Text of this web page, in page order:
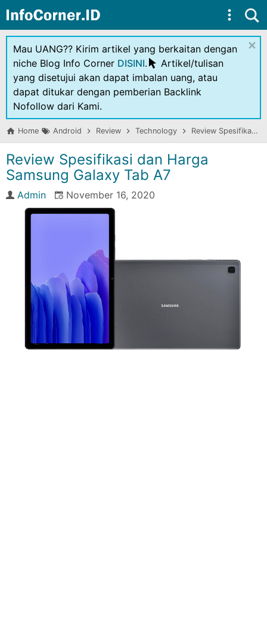
Skip to main content
Mau UANG?? Kirim artikel yang berkaitan dengan
niche Blog Info Corner DISINI.
Artikel/tulisan
yang disetujui akan dapat imbalan uang, atau
dapat ditukar dengan pemberian Backlink
Nofollow dari Kami.
×
Home Android Review Technology Review Spesifikasi dan Harga Samsung Galaxy Tab A7
Review Spesifikasi dan Harga
Samsung Galaxy Tab A7
Admin November 16, 2020